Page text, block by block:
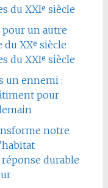
du XXIᵉ siècle
un autre
XXᵉ siècle
du XXIᵉ siècle
un ennemi :
pour
notre
durable